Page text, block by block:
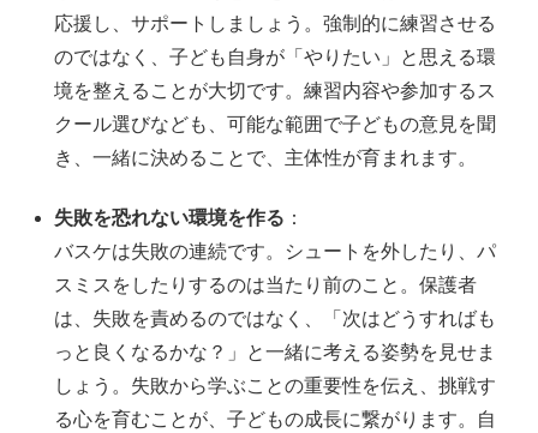
応援し、サポートしましょう。強制的に練習させる
のではなく、子ども自身が「やりたい」と思える環
境を整えることが大切です。練習内容や参加するス
クール選びなども、可能な範囲で子どもの意見を聞
き、一緒に決めることで、主体性が育まれます。
失敗を恐れない環境を作る ：
バスケは失敗の連続です。シュートを外したり、パ
スミスをしたりするのは当たり前のこと。保護者
は、失敗を責めるのではなく、「次はどうすればも
っと良くなるかな？」と一緒に考える姿勢を見せま
しょう。失敗から学ぶことの重要性を伝え、挑戦す
る心を育むことが、子どもの成長に繋がります。自